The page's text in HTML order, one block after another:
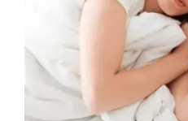
Atendimento Online
Atendimento Online
Autismo
Avaliação
emocional família
Psicoterapia
saúde mental